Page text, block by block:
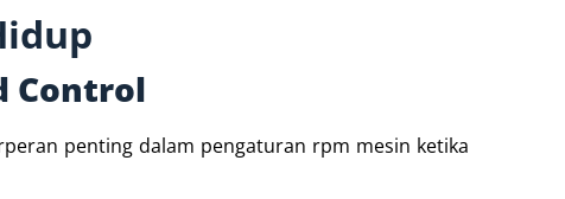
Control
penting dalam pengaturan rpm mesin ketika